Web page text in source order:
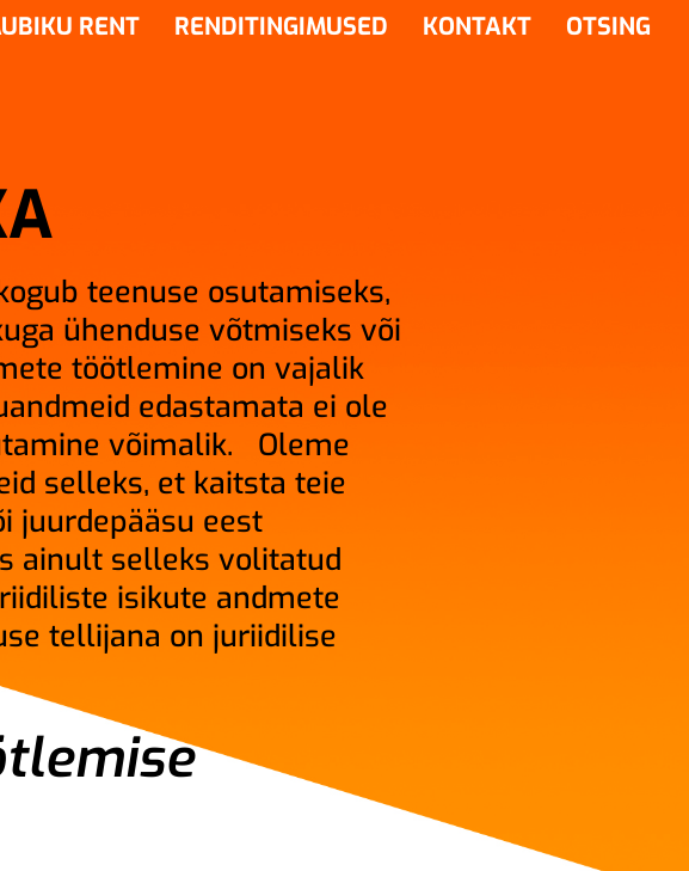
RENT RENDITINGIMUSED KONTAKT OTSING
teenuse osutamiseks,
ühenduse võtmiseks või
töötlemine on vajalik
edastamata ei ole
võimalik. Oleme
selleks, et kaitsta teie
juurdepääsu eest
ainult selleks volitatud
isikute andmete
tellijana on juriidilise